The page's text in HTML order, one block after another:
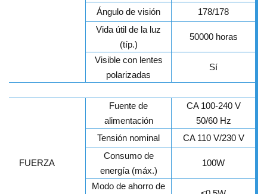
Ángulo de visión
178/178
Vida útil de la luz
(típ.)
50000 horas
Visible con lentes
polarizadas
Sí
FUERZA
Fuente de
alimentación
CA 100-240 V
50/60 Hz
Tensión nominal
CA 110 V/230 V
Consumo de
energía (máx.)
100W
Modo de ahorro de